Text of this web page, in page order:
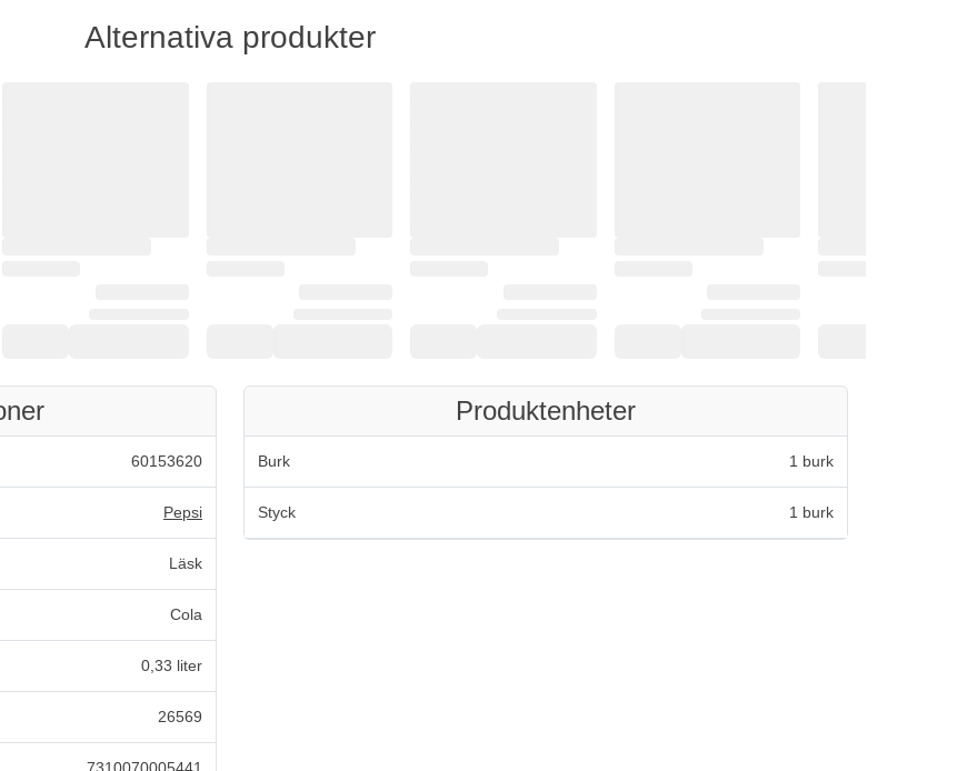
Alternativa produkter
60153620
Pepsi
Läsk
Cola
0,33 liter
26569
Produktenheter
Burk 1 burk
Styck 1 burk